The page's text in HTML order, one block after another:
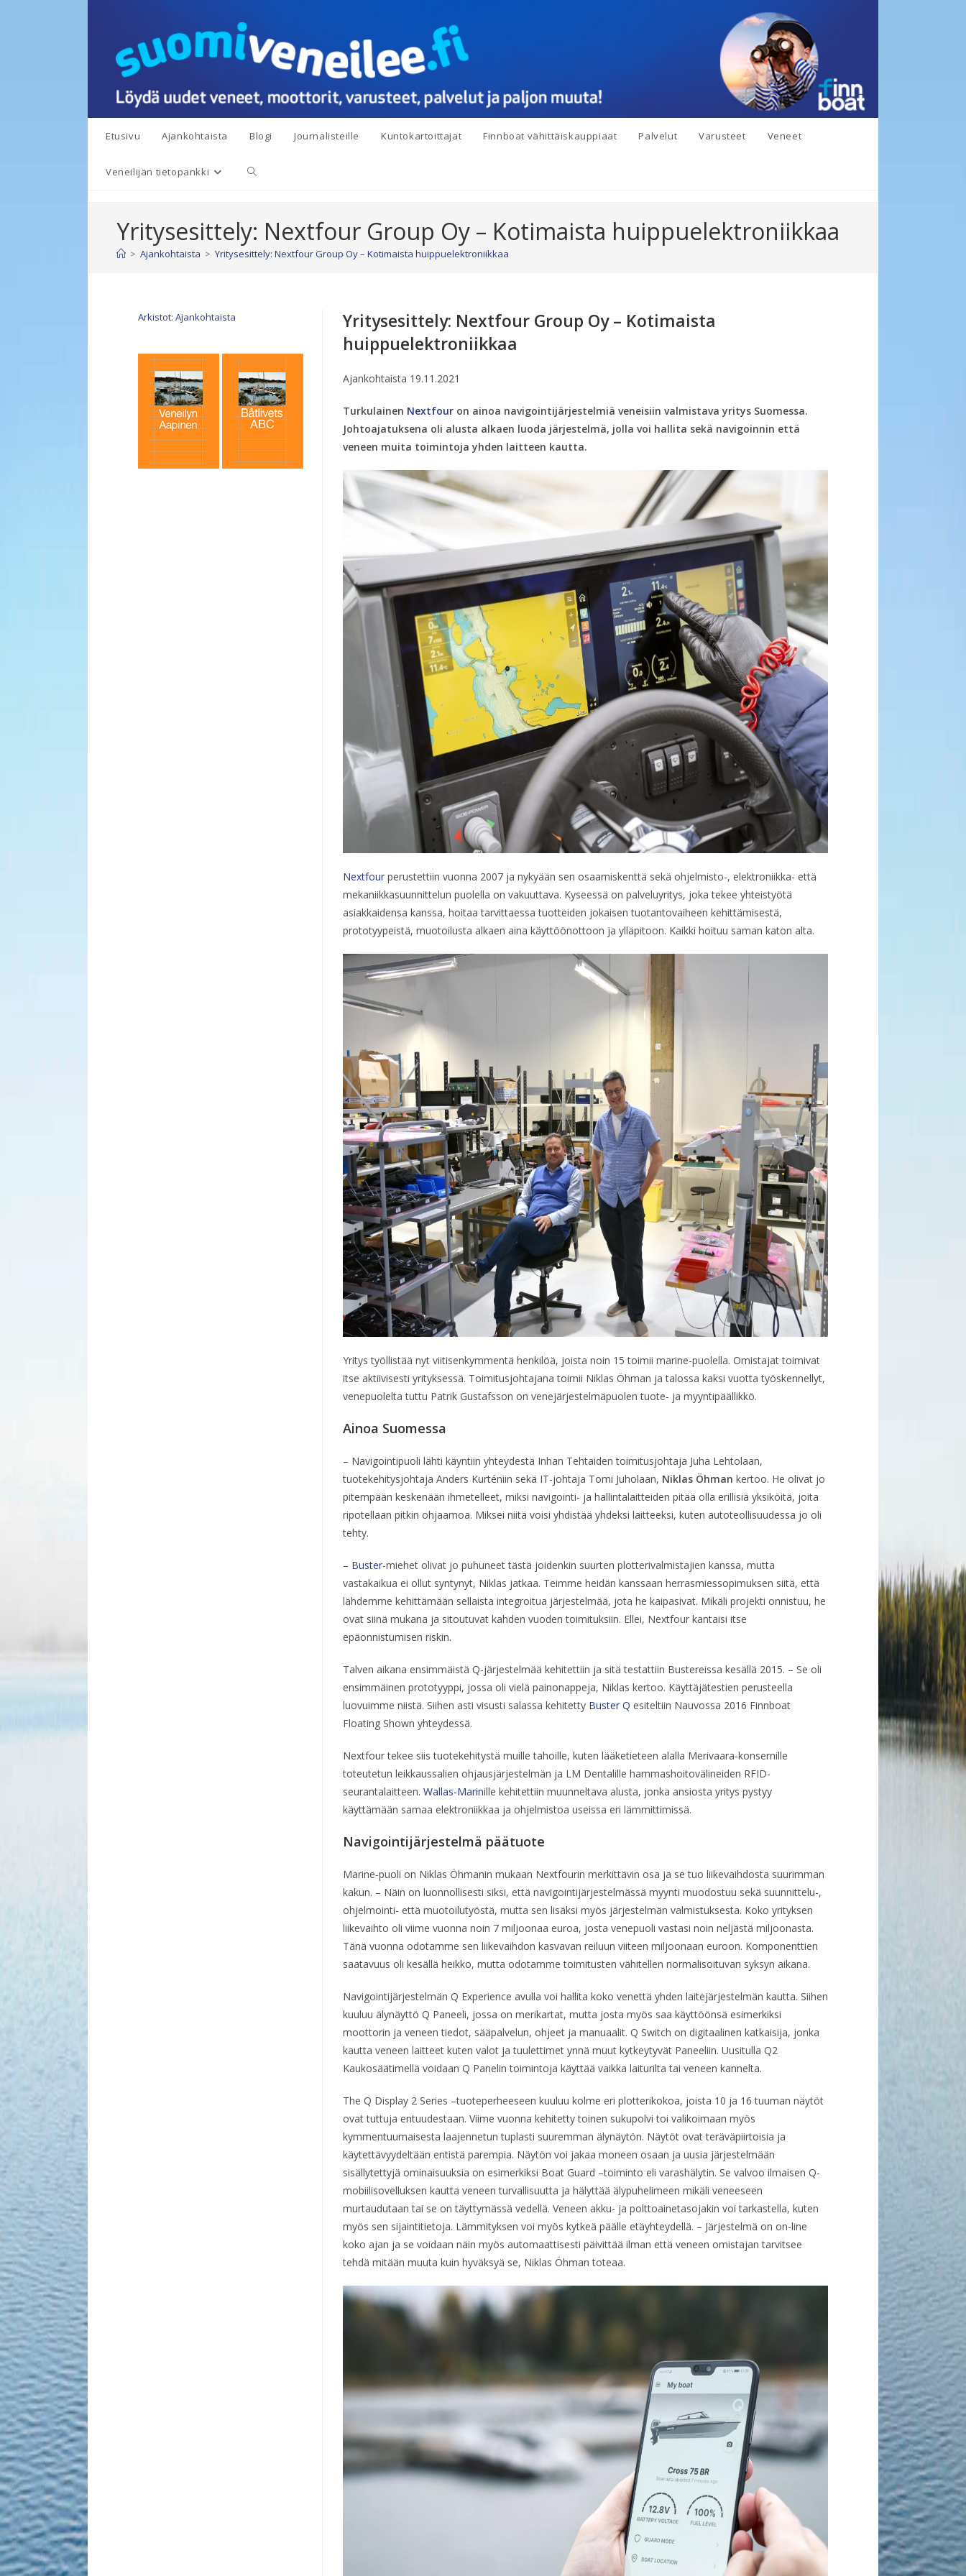
Etusivu Ajankohtaista Blogi Journalisteille Kuntokartoittajat Finnboat vähittäiskauppiaat Palvelut Varusteet Veneet
Veneilijän tietopankki Toggle
search
Yritysesittely: Nextfour Group Oy – Kotimaista huippuelektroniikkaa
> Ajankohtaista > Yritysesittely: Nextfour Group Oy – Kotimaista huippuelektroniikkaa
Arkistot: Ajankohtaista
Yritysesittely: Nextfour Group Oy – Kotimaista
huippuelektroniikkaa
Ajankohtaista 19.11.2021
Turkulainen Nextfouron ainoa navigointijärjestelmiä veneisiin valmistava yritys Suomessa.
Johtoajatuksena oli alusta alkaen luoda järjestelmä, jolla voi hallita sekä navigoinnin että
veneen muita toimintoja yhden laitteen kautta.
Nextfourperustettiin vuonna 2007 ja nykyään sen osaamiskenttä sekä ohjelmisto-, elektroniikka- että
mekaniikkasuunnittelun puolella on vakuuttava. Kyseessä on palveluyritys, joka tekee yhteistyötä
asiakkaidensa kanssa, hoitaa tarvittaessa tuotteiden jokaisen tuotantovaiheen kehittämisestä,
prototyypeistä, muotoilusta alkaen aina käyttöönottoon ja ylläpitoon. Kaikki hoituu saman katon alta.
Yritys työllistää nyt viitisenkymmentä henkilöä, joista noin 15 toimii marine-puolella. Omistajat toimivat
itse aktiivisesti yrityksessä. Toimitusjohtajana toimii Niklas Öhman ja talossa kaksi vuotta työskennellyt,
venepuolelta tuttu Patrik Gustafsson on venejärjestelmäpuolen tuote- ja myyntipäällikkö.
Ainoa Suomessa
– Navigointipuoli lähti käyntiin yhteydestä Inhan Tehtaiden toimitusjohtaja Juha Lehtolaan,
tuotekehitysjohtaja Anders Kurténiin sekä IT-johtaja Tomi Juholaan, Niklas Öhman kertoo. He olivat jo
pitempään keskenään ihmetelleet, miksi navigointi- ja hallintalaitteiden pitää olla erillisiä yksiköitä, joita
ripotellaan pitkin ohjaamoa. Miksei niitä voisi yhdistää yhdeksi laitteeksi, kuten autoteollisuudessa jo oli
tehty.
– Buster-miehet olivat jo puhuneet tästä joidenkin suurten plotterivalmistajien kanssa, mutta
vastakaikua ei ollut syntynyt, Niklas jatkaa. Teimme heidän kanssaan herrasmiessopimuksen siitä, että
lähdemme kehittämään sellaista integroitua järjestelmää, jota he kaipasivat. Mikäli projekti onnistuu, he
ovat siinä mukana ja sitoutuvat kahden vuoden toimituksiin. Ellei, Nextfour kantaisi itse
epäonnistumisen riskin.
Talven aikana ensimmäistä Q-järjestelmää kehitettiin ja sitä testattiin Bustereissa kesällä 2015. – Se oli
ensimmäinen prototyyppi, jossa oli vielä painonappeja, Niklas kertoo. Käyttäjätestien perusteella
luovuimme niistä. Siihen asti visusti salassa kehitetty Buster Q esiteltiin Nauvossa 2016 Finnboat
Floating Shown yhteydessä.
Nextfour tekee siis tuotekehitystä muille tahoille, kuten lääketieteen alalla Merivaara-konsernille
toteutetun leikkaussalien ohjausjärjestelmän ja LM Dentalille hammashoitovälineiden RFID-
seurantalaitteen. Wallas-Marinille kehitettiin muunneltava alusta, jonka ansiosta yritys pystyy
käyttämään samaa elektroniikkaa ja ohjelmistoa useissa eri lämmittimissä.
Navigointijärjestelmä päätuote
Marine-puoli on Niklas Öhmanin mukaan Nextfourin merkittävin osa ja se tuo liikevaihdosta suurimman
kakun. – Näin on luonnollisesti siksi, että navigointijärjestelmässä myynti muodostuu sekä suunnittelu-,
ohjelmointi- että muotoilutyöstä, mutta sen lisäksi myös järjestelmän valmistuksesta. Koko yrityksen
liikevaihto oli viime vuonna noin 7 miljoonaa euroa, josta venepuoli vastasi noin neljästä miljoonasta.
Tänä vuonna odotamme sen liikevaihdon kasvavan reiluun viiteen miljoonaan euroon. Komponenttien
saatavuus oli kesällä heikko, mutta odotamme toimitusten vähitellen normalisoituvan syksyn aikana.
Navigointijärjestelmän Q Experience avulla voi hallita koko venettä yhden laitejärjestelmän kautta. Siihen
kuuluu älynäyttö Q Paneeli, jossa on merikartat, mutta josta myös saa käyttöönsä esimerkiksi
moottorin ja veneen tiedot, sääpalvelun, ohjeet ja manuaalit. Q Switch on digitaalinen katkaisija, jonka
kautta veneen laitteet kuten valot ja tuulettimet ynnä muut kytkeytyvät Paneeliin. Uusitulla Q2
Kaukosäätimellä voidaan Q Panelin toimintoja käyttää vaikka laiturilta tai veneen kannelta.
The Q Display 2 Series –tuoteperheeseen kuuluu kolme eri plotterikokoa, joista 10 ja 16 tuuman näytöt
ovat tuttuja entuudestaan. Viime vuonna kehitetty toinen sukupolvi toi valikoimaan myös
kymmentuumaisesta laajennetun tuplasti suuremman älynäytön. Näytöt ovat teräväpiirtoisia ja
käytettävyydeltään entistä parempia. Näytön voi jakaa moneen osaan ja uusia järjestelmään
sisällytettyjä ominaisuuksia on esimerkiksi Boat Guard –toiminto eli varashälytin. Se valvoo ilmaisen Q-
mobiilisovelluksen kautta veneen turvallisuutta ja hälyttää älypuhelimeen mikäli veneeseen
murtaudutaan tai se on täyttymässä vedellä. Veneen akku- ja polttoainetasojakin voi tarkastella, kuten
myös sen sijaintitietoja. Lämmityksen voi myös kytkeä päälle etäyhteydellä. – Järjestelmä on on-line
koko ajan ja se voidaan näin myös automaattisesti päivittää ilman että veneen omistajan tarvitsee
tehdä mitään muuta kuin hyväksyä se, Niklas Öhman toteaa.